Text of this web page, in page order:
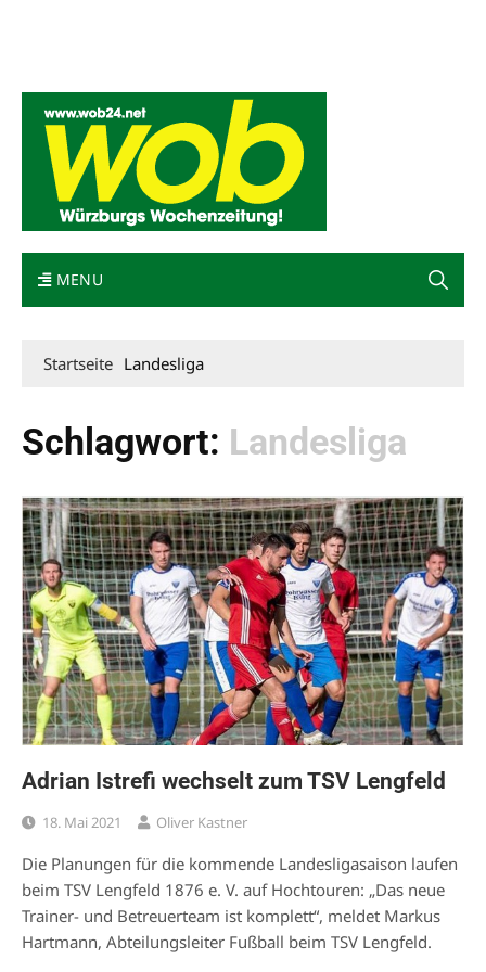
MENU
Startseite Landesliga
Schlagwort: Landesliga
Adrian Istrefi wechselt zum TSV Lengfeld
18. Mai 2021 Oliver Kastner
Die Planungen für die kommende Landesligasaison laufen
beim TSV Lengfeld 1876 e. V. auf Hochtouren: „Das neue
Trainer- und Betreuerteam ist komplett“, meldet Markus
Hartmann, Abteilungsleiter Fußball beim TSV Lengfeld.